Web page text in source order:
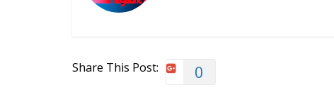
Share This Post: 0